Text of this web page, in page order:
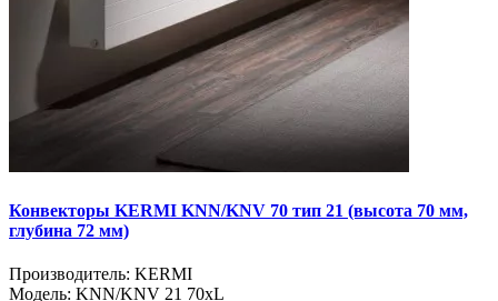
Конвекторы KERMI KNN/KNV 70 тип 21 (высота 70 мм,
глубина 72 мм)
Производитель: KERMI
Модель: KNN/KNV 21 70хL